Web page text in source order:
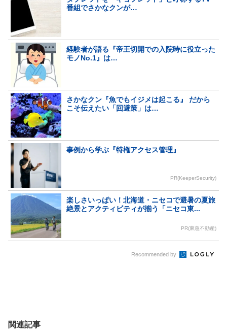
番組でさかなクンが…
経験者が語る『帝王切開での入院時に役立った
モノNo.1』は…
さかなクン『魚でもイジメは起こる』 だから
こそ伝えたい「回避策」は…
事例から学ぶ『特権アクセス管理』
PR(KeeperSecurity)
楽しさいっぱい！北海道・ニセコで避暑の夏旅
絶景とアクティビティが揃う「ニセコ東...
PR(東急不動産)
Recommended by
関連記事